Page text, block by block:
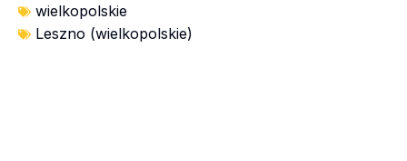
wielkopolskie
Leszno (wielkopolskie)